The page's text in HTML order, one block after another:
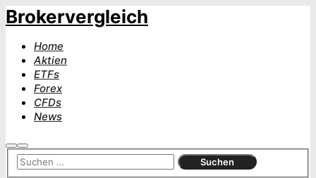
Brokervergleich
Home
Aktien
ETFs
Forex
CFDs
News
Suchen
Hauptmenü